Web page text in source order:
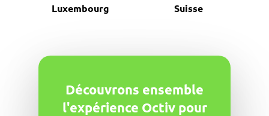
Luxembourg Suisse
Découvrons ensemble
l'expérience Octiv pour